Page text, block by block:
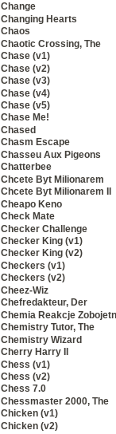
Change
Changing Hearts
Chaos
Chaotic Crossing, The
Chase (v1)
Chase (v2)
Chase (v3)
Chase (v4)
Chase (v5)
Chase Me!
Chased
Chasm Escape
Chasseu Aux Pigeons
Chatterbee
Chcete Byt Milionarem
Chcete Byt Milionarem II
Cheapo Keno
Check Mate
Checker Challenge
Checker King (v1)
Checker King (v2)
Checkers (v1)
Checkers (v2)
Cheez-Wiz
Chefredakteur, Der
Chemia Reakcje
Chemistry Tutor, The
Chemistry Wizard
Cherry Harry II
Chess (v1)
Chess (v2)
Chess 7.0
Chessmaster 2000, The
Chicken (v1)
Chicken (v2)